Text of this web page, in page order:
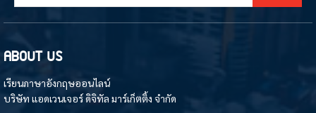
ABOUT US
เรียนภาษาอังกฤษออนไลน์
บริษัท แอดเวนเจอร์ ดิจิทัล มาร์เก็ตติ้ง จำกัด